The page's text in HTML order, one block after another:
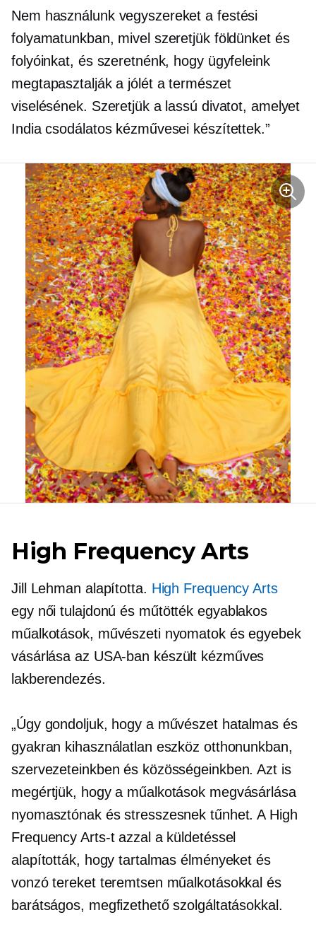
Nem használunk vegyszereket a festési
folyamatunkban, mivel szeretjük földünket és
folyóinkat, és szeretnénk, hogy ügyfeleink
megtapasztalják a jóléta természet
viselésének. Szeretjük a lassú divatot, amelyet
India csodálatos kézművesei készítettek.”
High Frequency Arts
Jill Lehman alapította. High Frequency Arts
egy női tulajdonú és műtöttékegyablakos
műalkotások, művészeti nyomatok és egyebek
vásárlásaaz USA-ban készült kézműves
lakberendezés.
„Úgy gondoljuk, hogy a művészet hatalmas és
gyakran kihasználatlan eszköz otthonunkban,
szervezeteinkben és közösségeinkben. Azt is
megértjük, hogy a műalkotások megvásárlása
nyomasztónak és stresszesnek tűnhet. A High
Frequency Arts-t azzal a küldetéssel
alapították, hogy tartalmas élményeket és
vonzó tereket teremtsen műalkotásokkal és
barátságos, megfizethető szolgáltatásokkal.